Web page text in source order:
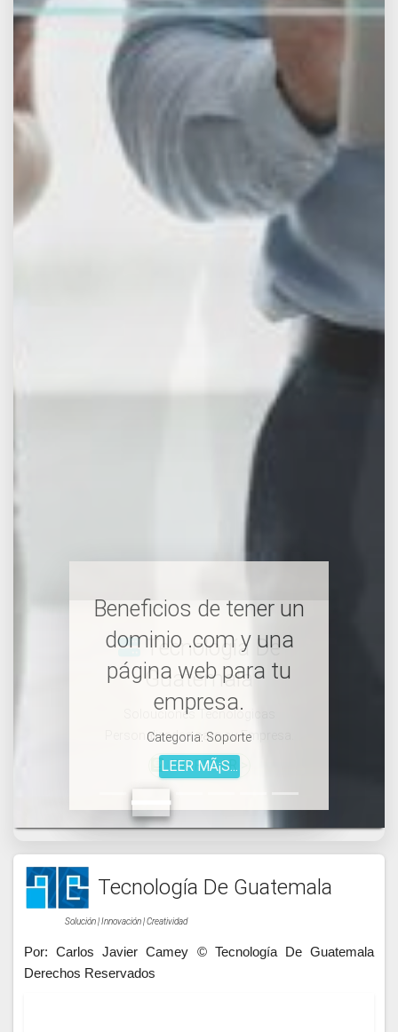
Beneficios de tener un
dominio .com y una
página web para tu
empresa.
Categoria: Soporte
LEER MÃ¡S...
Tecnología De Guatemala
Solución | Innovación | Creatividad
Por: Carlos Javier Camey © Tecnología De Guatemala
Derechos Reservados